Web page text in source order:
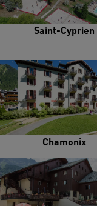
Saint-Cyprien
Chamonix